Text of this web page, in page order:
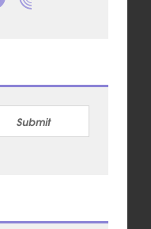
Submit